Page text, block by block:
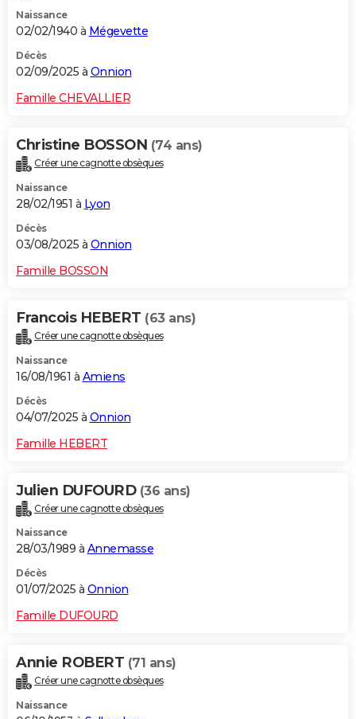
Dictionnaire
Biographies
Citations
Expressions
Proverbes
PROGRAMME TV
S'inscrire
Se connecter
Lycées
Collèges
Primaires
Universités
Entreprises
Service militaire
Avis de recherche
AVIS DE DÉCÈS
FORUM
Bricolage
Lifestyle
Culture
Sport
Auto
Television
Voyage
Cinema
Naissance
02/02/1940 à Mégevette
Décès
02/09/2025 à Onnion
Famille CHEVALLIER
Christine BOSSON (74 ans)
Créer une cagnotte obsèques
Naissance
28/02/1951 à Lyon
Décès
03/08/2025 à Onnion
Famille BOSSON
Francois HEBERT (63 ans)
Créer une cagnotte obsèques
Naissance
16/08/1961 à Amiens
Décès
04/07/2025 à Onnion
Famille HEBERT
Julien DUFOURD (36 ans)
Créer une cagnotte obsèques
Naissance
28/03/1989 à Annemasse
Décès
01/07/2025 à Onnion
Famille DUFOURD
Annie ROBERT (71 ans)
Créer une cagnotte obsèques
Naissance